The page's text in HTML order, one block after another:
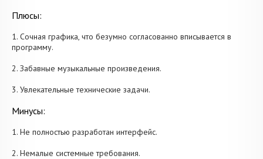
Плюсы:
1. Сочная графика, что безумно согласованно вписывается в
программу.
2. Забавные музыкальные произведения.
3. Увлекательные технические задачи.
Минусы:
1. Не полностью разработан интерфейс.
2. Немалые системные требования.